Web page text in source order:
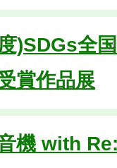
)SDGs全
賞作品展
機 with